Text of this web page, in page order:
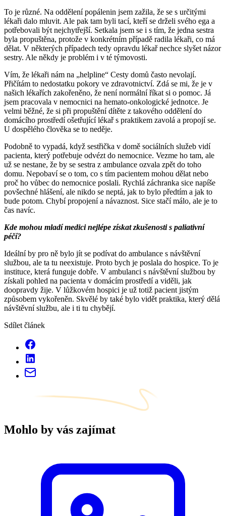
To je různé. Na oddělení popálenin jsem zažila, že se s určitými
lékaři dalo mluvit. Ale pak tam byli tací, kteří se drželi svého ega a
potřebovali být nejchytřejší. Setkala jsem se i s tím, že jedna sestra
byla propuštěna, protože v konkrétním případě radila lékaři, co má
dělat. V některých případech tedy opravdu lékař nechce slyšet názor
sestry. Ale někdy je problém i v té týmovosti.
Vím, že lékaři nám na „helpline“ Cesty domů často nevolají.
Přičítám to nedostatku pokory ve zdravotnictví. Zdá se mi, že je v
našich lékařích zakořeněno, že není normální říkat si o pomoc. Já
jsem pracovala v nemocnici na hemato-onkologické jednotce. Je
velmi běžné, že si při propuštění dítěte z takového oddělení do
domácího prostředí ošetřující lékař s praktikem zavolá a propojí se.
U dospělého člověka se to neděje.
Podobně to vypadá, když sestřička v domě sociálních služeb vidí
pacienta, který potřebuje odvézt do nemocnice. Vezme ho tam, ale
už se nestane, že by se sestra z ambulance ozvala zpět do toho
domu. Nepobaví se o tom, co s tím pacientem mohou dělat nebo
proč ho vůbec do nemocnice poslali. Rychlá záchranka sice napíše
povšechné hlášení, ale nikdo se neptá, jak to bylo předtím a jak to
bude potom. Chybí propojení a návaznost. Sice stačí málo, ale je to
čas navíc.
Kde mohou mladí medici nejlépe získat zkušenosti s paliativní
péčí?
Ideální by pro ně bylo jít se podívat do ambulance s návštěvní
službou, ale ta tu neexistuje. Proto bych je poslala do hospice. To je
instituce, která funguje dobře. V ambulanci s návštěvní službou by
získali pohled na pacienta v domácím prostředí a viděli, jak
doopravdy žije. V lůžkovém hospici je už totiž pacient jistým
způsobem vykořeněn. Skvělé by také bylo vidět praktika, který dělá
návštěvní službu, ale i ti tu chybějí.
Sdílet článek
Mohlo by vás zajímat